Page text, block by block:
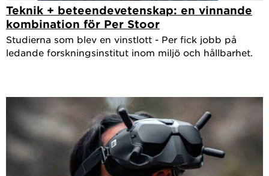
Teknik + beteendevetenskap: en vinnande
kombination för Per Stoor
Studierna som blev en vinstlott - Per fick jobb på
ledande forskningsinstitut inom miljö och hållbarhet.